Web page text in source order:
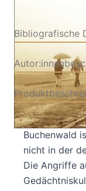
Bibliografische
Auch 80
Buchenwald
nicht in der
Die Angriffe